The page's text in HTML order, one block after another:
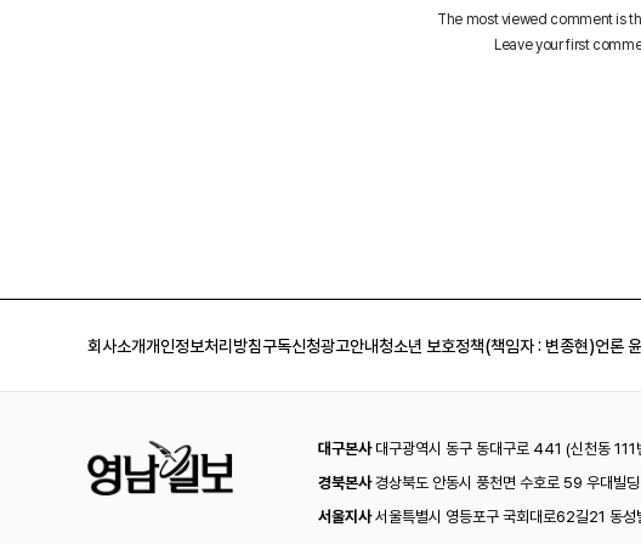
회사소개개인정보처리방침구독신청광고안내청소년 보호정책(책임자 : 변종현)언론
대구본사대구광역시 동구 동대구로 441 (신천동 111
경북본사경상북도 안동시 풍천면 수호로 59 우대빌
서울지사서울특별시 영등포구 국회대로62길21 동성